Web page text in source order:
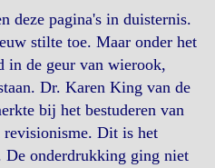
deze pagina's in duisternis.
stilte toe. Maar onder het
in de geur van wierook,
Dr. Karen King van de
bij het bestuderen van
Dit is het
De onderdrukking ging niet